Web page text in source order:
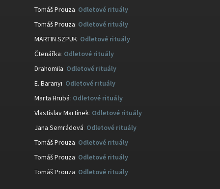
Tomáš Prouza Odletové rituály
Tomáš Prouza Odletové rituály
MARTIN SZPUK Odletové rituály
Čtenářka Odletové rituály
Drahomila Odletové rituály
E. Baranyi Odletové rituály
Marta Hrubá Odletové rituály
Vlastislav Martínek Odletové rituály
Jana Semrádová Odletové rituály
Tomáš Prouza Odletové rituály
Tomáš Prouza: Odletové rituály
Tomáš Prouza: Odletové rituály